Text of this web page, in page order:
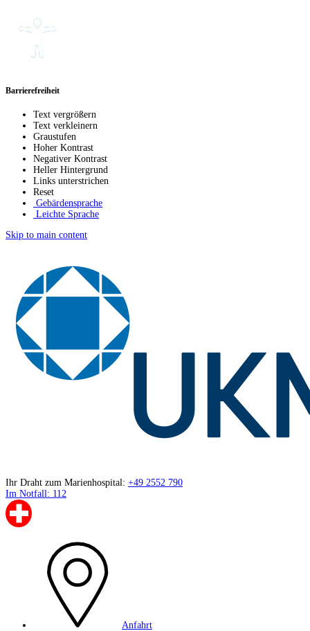
Barrierefreiheit
Text vergrößern
Text verkleinern
Graustufen
Hoher Kontrast
Negativer Kontrast
Heller Hintergrund
Links unterstrichen
Reset
Gebärdensprache
Leichte Sprache
Skip to main content
Ihr Draht zum Marienhospital: +49 2552 790
Im Notfall: 112
Anfahrt